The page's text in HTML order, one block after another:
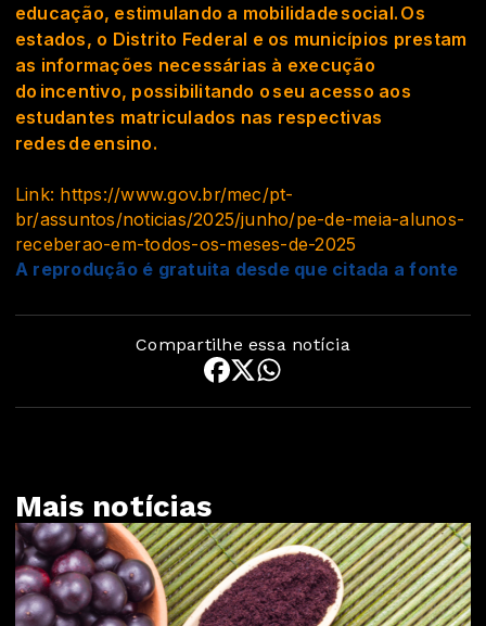
educação, estimulando a mobilidade social. Os
estados, o Distrito Federal e os municípios prestam
as informações necessárias à execução
do incentivo, possibilitando o seu acesso aos
estudantes matriculados nas respectivas
redes de ensino.
Link: https://www.gov.br/mec/pt-
br/assuntos/noticias/2025/junho/pe-de-meia-alunos-
receberao-em-todos-os-meses-de-2025
A reprodução é gratuita desde que citada a fonte
Compartilhe essa notícia
Mais notícias